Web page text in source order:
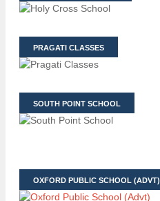
PRAGATI CLASSES
SOUTH POINT SCHOOL
OXFORD PUBLIC SCHOOL (ADVT)